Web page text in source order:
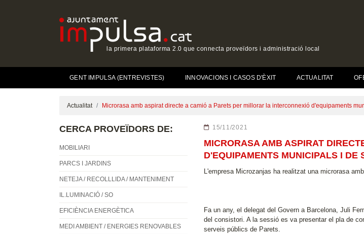
la primera plataforma 2.0 que connecta proveïdors i administració local
GENT IMPULSA (ENTREVISTES) INNOVACIONS I CASOS D'ÈXIT ACTUALITAT
Actualitat Microrasa amb aspirat directe a camió a Parets per millorar la interconnexió d'equipaments
CERCA PROVEÏDORS DE:
MOBILIARI
PARCS I JARDINS
NETEJA / RECOLLLIDA / MANTENIMENT
IL.LUMINACIÓ / SO
EFICIÈNCIA ENERGÈTICA
MEDI AMBIENT / ENERGIES RENOVABLES
15/11/2021
MICRORASA AMB ASPIRAT
D'EQUIPAMENTS MUNICIPALS I DE
L'empresa Microzanjas ha realitzat una microrasa
Fa un any, el delegat del Govern a Barcelona, Juli
del consistori. A la sessió es va presentar el pla de
serveis públics de Parets.